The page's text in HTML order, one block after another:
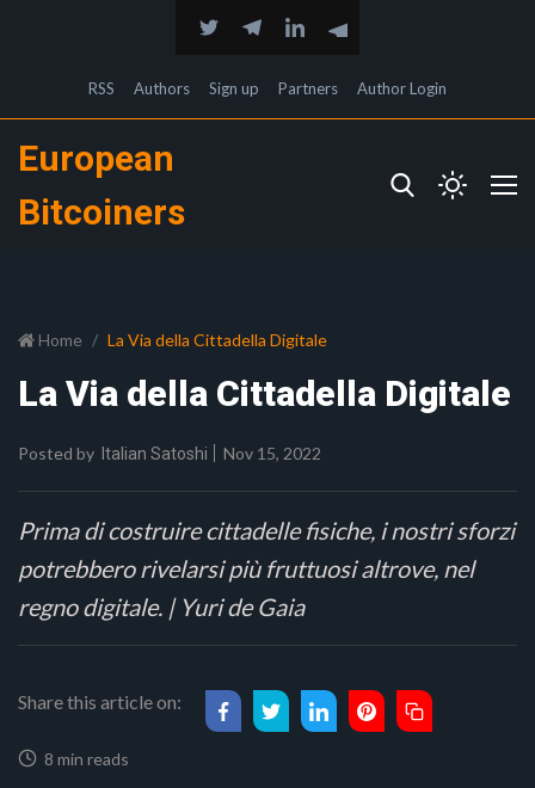
RSS Authors Sign up Partners Author Login
European
Bitcoiners
Home La Via della Cittadella Digitale
La Via della Cittadella Digitale
Posted by Italian Satoshi Nov 15, 2022
Prima di costruire cittadelle fisiche, i nostri sforzi
potrebbero rivelarsi più fruttuosi altrove, nel
regno digitale. | Yuri de Gaia
Share this article on:
8 min reads